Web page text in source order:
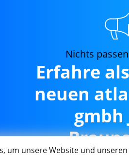
um unsere Website und unseren
Nichts
Erfahre
neuen
gmbh